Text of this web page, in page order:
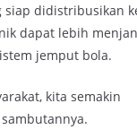
didistribusikan
dapat lebih
jemput bola.
kita semakin